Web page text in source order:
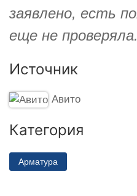
заявлено, есть
еще не проверяла.
Источник
Авито
Категория
Арматура